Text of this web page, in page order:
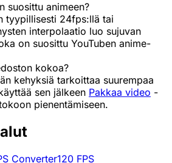
suosittu animeen?
tyypillisesti 24fps:llä tai
interpolaatio luo sujuvan
on suosittu YouTuben anime-
kokoa?
kehyksiä tarkoittaa suurempaa
sen jälkeen Pakkaa video -
pienentämiseen.
Converter120 FPS